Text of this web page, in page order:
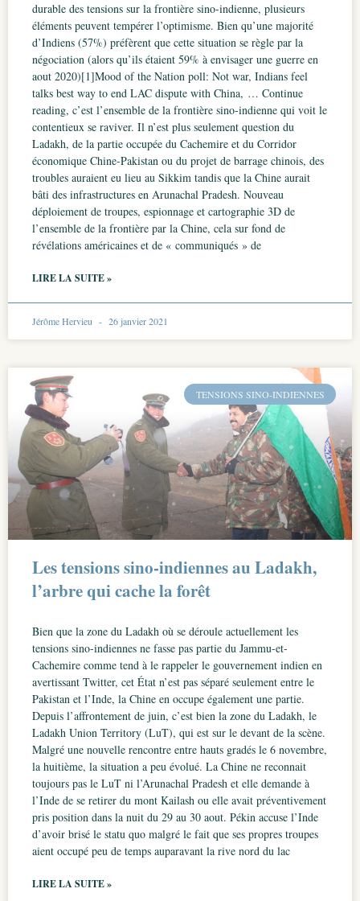
durable des tensions sur la frontière sino-indienne, plusieurs
éléments peuvent tempérer l’optimisme. Bien qu’une majorité
d’Indiens (57%) préfèrent que cette situation se règle par la
négociation (alors qu’ils étaient 59% à envisager une guerre en
aout 2020)[1]Mood of the Nation poll: Not war, Indians feel
talks best way to end LAC dispute with China, … Continue
reading, c’est l’ensemble de la frontière sino-indienne qui voit le
contentieux se raviver. Il n’est plus seulement question du
Ladakh, de la partie occupée du Cachemire et du Corridor
économique Chine-Pakistan ou du projet de barrage chinois, des
troubles auraient eu lieu au Sikkim tandis que la Chine aurait
bâti des infrastructures en Arunachal Pradesh. Nouveau
déploiement de troupes, espionnage et cartographie 3D de
l’ensemble de la frontière par la Chine, cela sur fond de
révélations américaines et de « communiqués » de
LIRE LA SUITE »
Jérôme Hervieu 26 janvier 2021
TENSIONS SINO-INDIENNES
Les tensions sino-indiennes au Ladakh,
l’arbre qui cache la forêt
Bien que la zone du Ladakh où se déroule actuellement les
tensions sino-indiennes ne fasse pas partie du Jammu-et-
Cachemire comme tend à le rappeler le gouvernement indien en
avertissant Twitter, cet État n’est pas séparé seulement entre le
Pakistan et l’Inde, la Chine en occupe également une partie.
Depuis l’affrontement de juin, c’est bien la zone du Ladakh, le
Ladakh Union Territory (LuT), qui est sur le devant de la scène.
Malgré une nouvelle rencontre entre hauts gradés le 6 novembre,
la huitième, la situation a peu évolué. La Chine ne reconnait
toujours pas le LuT ni l’Arunachal Pradesh et elle demande à
l’Inde de se retirer du mont Kailash ou elle avait préventivement
pris position dans la nuit du 29 au 30 aout. Pékin accuse l’Inde
d’avoir brisé le statu quo malgré le fait que ses propres troupes
aient occupé peu de temps auparavant la rive nord du lac
LIRE LA SUITE »